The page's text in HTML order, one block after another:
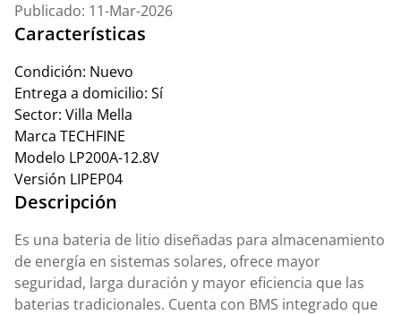
Publicado: 11-Mar-2026
Características
Condición: Nuevo
Entrega a domicilio: Sí
Sector: Villa Mella
Marca TECHFINE
Modelo LP200A-12.8V
Versión LIPEP04
Descripción
Es una bateria de litio diseñadas para almacenamiento
de energía en sistemas solares, ofrece mayor
seguridad, larga duración y mayor eficiencia que las
baterias tradicionales. Cuenta con BMS integrado que